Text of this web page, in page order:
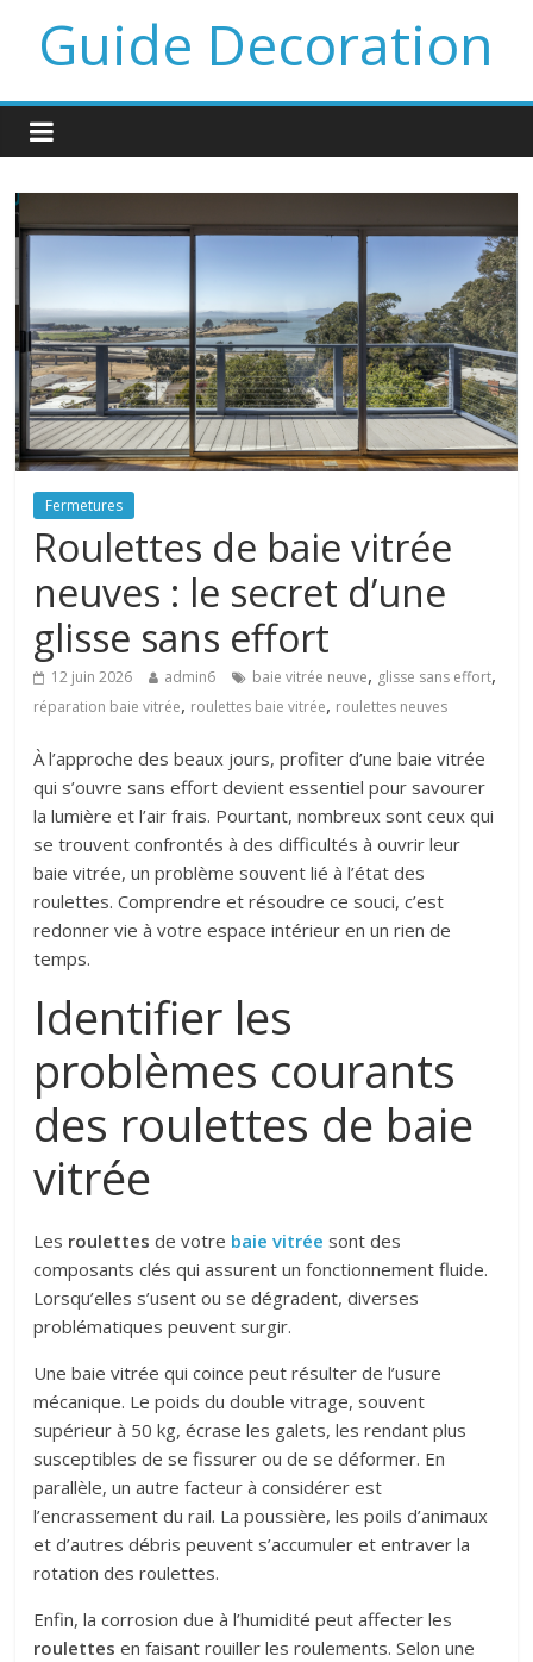
Guide Decoration
Fermetures
Roulettes de baie vitrée
neuves : le secret d’une
glisse sans effort
12 juin 2026 admin6 baie vitrée neuve, glisse sans effort,
réparation baie vitrée, roulettes baie vitrée, roulettes neuves
À l’approche des beaux jours, profiter d’une baie vitrée
qui s’ouvre sans effort devient essentiel pour savourer
la lumière et l’air frais. Pourtant, nombreux sont ceux qui
se trouvent confrontés à des difficultés à ouvrir leur
baie vitrée, un problème souvent lié à l’état des
roulettes. Comprendre et résoudre ce souci, c’est
redonner vie à votre espace intérieur en un rien de
temps.
Identifier les
problèmes courants
des roulettes de baie
vitrée
Les roulettes de votre baie vitrée sont des
composants clés qui assurent un fonctionnement fluide.
Lorsqu’elles s’usent ou se dégradent, diverses
problématiques peuvent surgir.
Une baie vitrée qui coince peut résulter de l’usure
mécanique. Le poids du double vitrage, souvent
supérieur à 50 kg, écrase les galets, les rendant plus
susceptibles de se fissurer ou de se déformer. En
parallèle, un autre facteur à considérer est
l’encrassement du rail. La poussière, les poils d’animaux
et d’autres débris peuvent s’accumuler et entraver la
rotation des roulettes.
Enfin, la corrosion due à l’humidité peut affecter les
roulettes en faisant rouiller les roulements. Selon une